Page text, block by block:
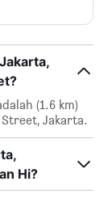
(1.6 km)
Jakarta.
Hi?